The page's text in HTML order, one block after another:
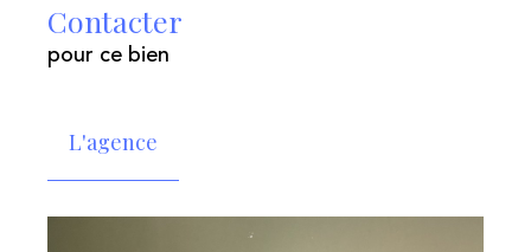
Contacter
pour ce bien
L'agence